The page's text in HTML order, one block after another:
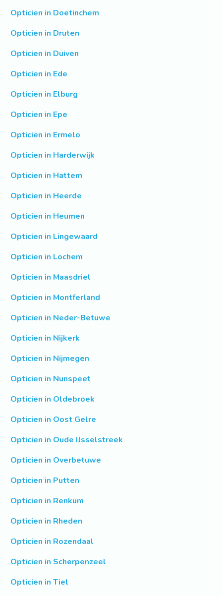
Opticien in Doetinchem
Opticien in Druten
Opticien in Duiven
Opticien in Ede
Opticien in Elburg
Opticien in Epe
Opticien in Ermelo
Opticien in Harderwijk
Opticien in Hattem
Opticien in Heerde
Opticien in Heumen
Opticien in Lingewaard
Opticien in Lochem
Opticien in Maasdriel
Opticien in Montferland
Opticien in Neder-Betuwe
Opticien in Nijkerk
Opticien in Nijmegen
Opticien in Nunspeet
Opticien in Oldebroek
Opticien in Oost Gelre
Opticien in Oude IJsselstreek
Opticien in Overbetuwe
Opticien in Putten
Opticien in Renkum
Opticien in Rheden
Opticien in Rozendaal
Opticien in Scherpenzeel
Opticien in Tiel